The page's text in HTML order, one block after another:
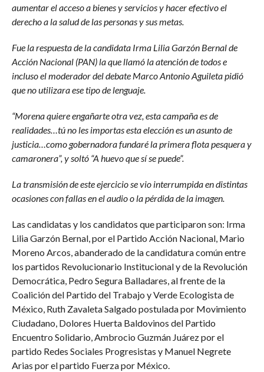
aumentar el acceso a bienes y servicios y hacer efectivo el
derecho a la salud de las personas y sus metas.
Fue la respuesta de la candidata Irma Lilia Garzón Bernal de
Acción Nacional (PAN) la que llamó la atención de todos e
incluso el moderador del debate Marco Antonio Aguileta pidió
que no utilizara ese tipo de lenguaje.
“Morena quiere engañarte otra vez, esta campaña es de
realidades…tú no les importas esta elección es un asunto de
justicia…como gobernadora fundaré la primera flota pesquera y
camaronera”, y soltó “A huevo que sí se puede”.
La transmisión de este ejercicio se vio interrumpida en distintas
ocasiones con fallas en el audio o la pérdida de la imagen.
Las candidatas y los candidatos que participaron son: Irma
Lilia Garzón Bernal, por el Partido Acción Nacional, Mario
Moreno Arcos, abanderado de la candidatura común entre
los partidos Revolucionario Institucional y de la Revolución
Democrática, Pedro Segura Balladares, al frente de la
Coalición del Partido del Trabajo y Verde Ecologista de
México, Ruth Zavaleta Salgado postulada por Movimiento
Ciudadano, Dolores Huerta Baldovinos del Partido
Encuentro Solidario, Ambrocio Guzmán Juárez por el
partido Redes Sociales Progresistas y Manuel Negrete
Arias por el partido Fuerza por México.